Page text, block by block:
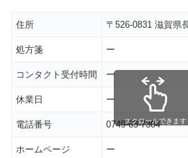
住所 〒526-0831 滋賀県
処方箋 ー
コンタクト受付時間 ー
休業日 ー
電話番号 0749-63-7304
ホームページ ー
スクロールできます